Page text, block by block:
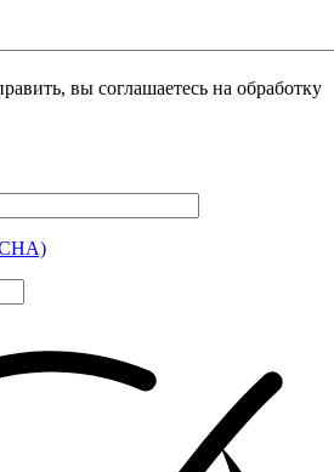
вы соглашаетесь на обработку